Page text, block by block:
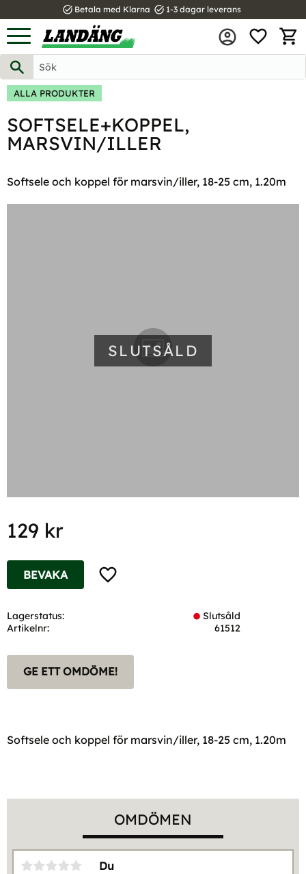
Meny
task_alt Betala med Klarna task_alt 1-3 dagar leverans
ALLA PRODUKTER
SOFTSELE+KOPPEL,
MARSVIN/ILLER
Softsele och koppel för marsvin/iller, 18-25 cm, 1.20m
SLUTSÅLD
129 kr
Lägg till i favoriter
BEVAKA
Lagerstatus
Slutsåld
Artikelnr
61512
GE ETT OMDÖME!
Softsele och koppel för marsvin/iller, 18-25 cm, 1.20m
OMDÖMEN
Du